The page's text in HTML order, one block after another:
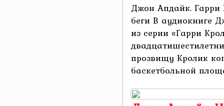
Джон Апдайк. Гарри
беги В аудиокниге
из серии «Гарри
прозвищу Кролик
баскетбольной